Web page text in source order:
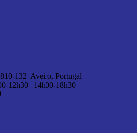
132 Aveiro, Portugal
12h30 | 14h00-18h30